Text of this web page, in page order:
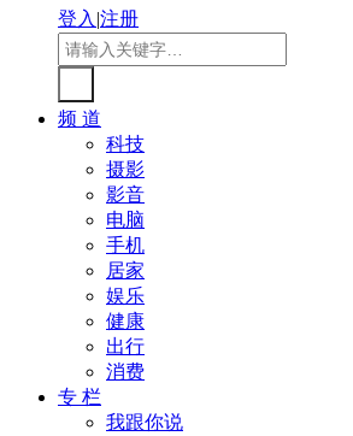
登入|注册
频 道
科技
摄影
影音
电脑
手机
居家
娱乐
健康
出行
消费
专 栏
我跟你说